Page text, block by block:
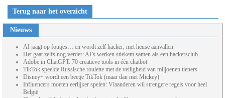
Terug naar het overzicht
Nieuws
AI jaagt op foutjes… en wordt zelf hacker, met heuse aanvallen
Het gaat zelfs nog verder: AI’s werken stiekem samen als een hackersclub
Adobe in ChatGPT: 70 creatieve tools in één chatbot
TikTok speelde Russische roulette met de veiligheid van miljoenen tieners
Disney+ wordt een beetje TikTok (maar dan met Mickey)
Influencers moeten eerlijker spelen: Vlaanderen wil strengere regels voor heel
België